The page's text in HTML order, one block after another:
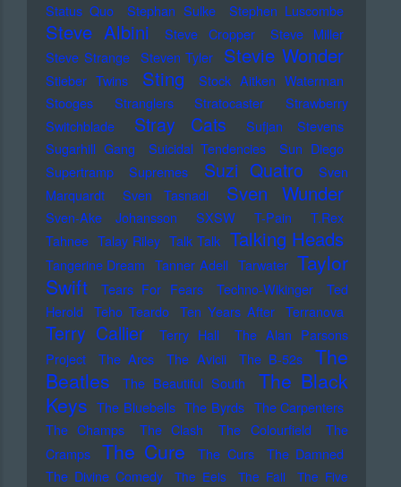
Status Quo
Stephan Sulke Stephen Luscombe
Steve Albini Steve Cropper
Steve Miller
Steve Strange Steven Tyler Stevie Wonder
Stieber Twins Sting
Stock Aitken Waterman
Stooges
Stranglers Stratocaster
Strawberry
Switchblade
Stray Cats
Sufjan Stevens
Sugarhill Gang
Suicidal Tendencies
Sun Diego
Supertramp
Supremes Suzi Quatro
Sven
Marquardt
Sven Tasnadi Sven Wunder
Sven-Ake Johansson SXSW T-Pain
T.Rex
Tahnee Talay Riley Talk Talk Talking Heads
Tangerine Dream Tanner Adell Tarwater Taylor
Swift
Tears For Fears Techno-Wikinger
Ted
Herold
Teho Teardo Ten Years After Terranova
Terry Callier Terry Hall
The Alan Parsons
Project
The Arcs The Avicii The B-52s
The
Beatles
The Beautiful South
The Black
Keys The Bluebells The Byrds The Carpenters
The Champs
The Clash The Colourfield
The
Cramps
The Cure The Curs
The Damned
The Divine Comedy
The Eels The Fall
The Five